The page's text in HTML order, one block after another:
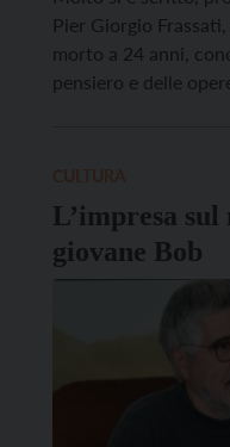
Pier Giorgio
morto a 24 anni,
pensiero e delle
L’impresa sul monte
giovane Bob